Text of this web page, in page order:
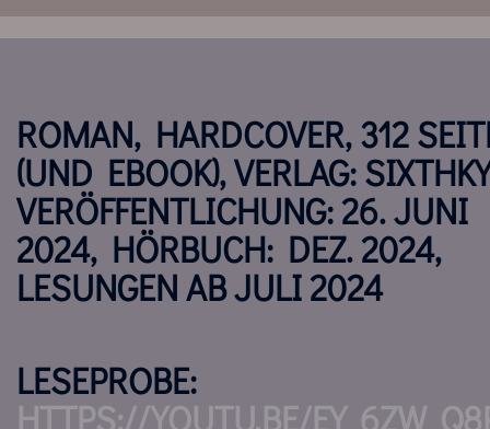
ROMAN, HARDCOVER, 312
(UND EBOOK), VERLAG:
VERÖFFENTLICHUNG: 26. JUNI
2024, HÖRBUCH: DEZ. 2024,
LESUNGEN AB JULI 2024
LESEPROBE:
HTTPS://YOUTU.BE/